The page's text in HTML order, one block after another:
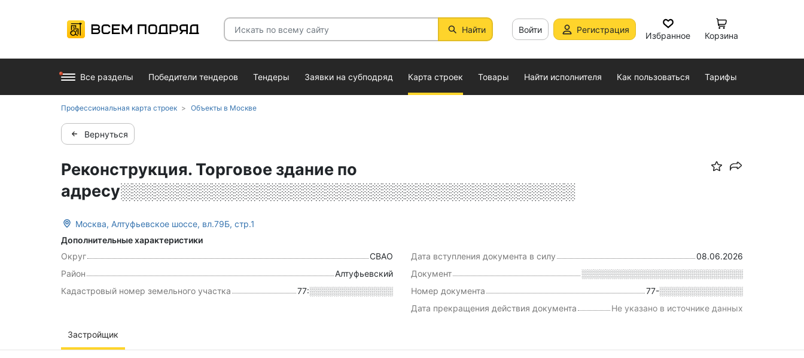
Найти Войти Регистрация
Избранное Корзина
Все разделы Победители тендеров Тендеры Заявки на субподряд Карта строек Товары Найти исполнителя Как пользоваться Тарифы
Профессиональная карта строек Объекты в Москве
Вернуться
Реконструкция. Торговое здание по
адресу░░░░░░░░░░░░░░░░░░░░░░░░░░░░░░░░░░░░░░░░
Москва, Алтуфьевское шоссе, вл.79Б, стр.1
Дополнительные характеристики
Округ
СВАО
Район
Алтуфьевский
Кадастровый номер земельного участка
77:░░░░░░░░░░░░░░
Дата вступления документа в силу
08.06.2026
Документ
░░░░░░░░░░░░░░░░░░░░░░░░░░░
Номер документа
77-░░░░░░░░░░░░░░
Дата прекращения действия документа
Не указано в источнике данных
Застройщик